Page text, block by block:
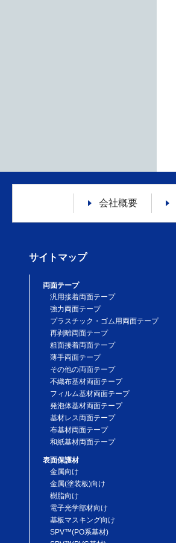
会社概要
サイトマップ
両面テープ
汎用接着両面テープ
強力両面テープ
プラスチック・ゴム用両面テープ
再剥離両面テープ
粗面接着両面テープ
薄手両面テープ
その他の両面テープ
不織布基材両面テープ
フィルム基材両面テープ
発泡体基材両面テープ
基材レス両面テープ
布基材両面テープ
和紙基材両面テープ
表面保護材
金属向け
金属(塗装板)向け
樹脂向け
電子光学部材向け
基板マスキング向け
SPV™(PO系基材)